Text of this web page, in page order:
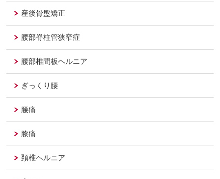
産後骨盤矯正
腰部脊柱管狭窄症
腰部椎間板ヘルニア
ぎっくり腰
腰痛
膝痛
頚椎ヘルニア